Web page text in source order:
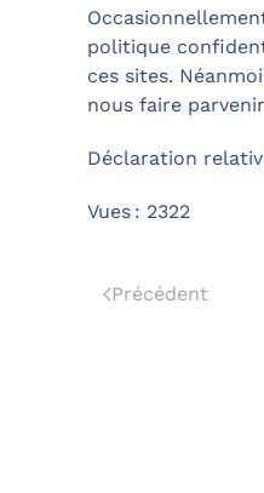
politique
ces sites.
nous faire
Déclaration
Vues : 2322
Précédent